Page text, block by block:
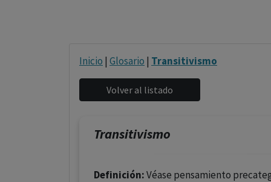
Inicio | Glosario | Transitivismo
Transitivismo
Definición:Véase pensamiento